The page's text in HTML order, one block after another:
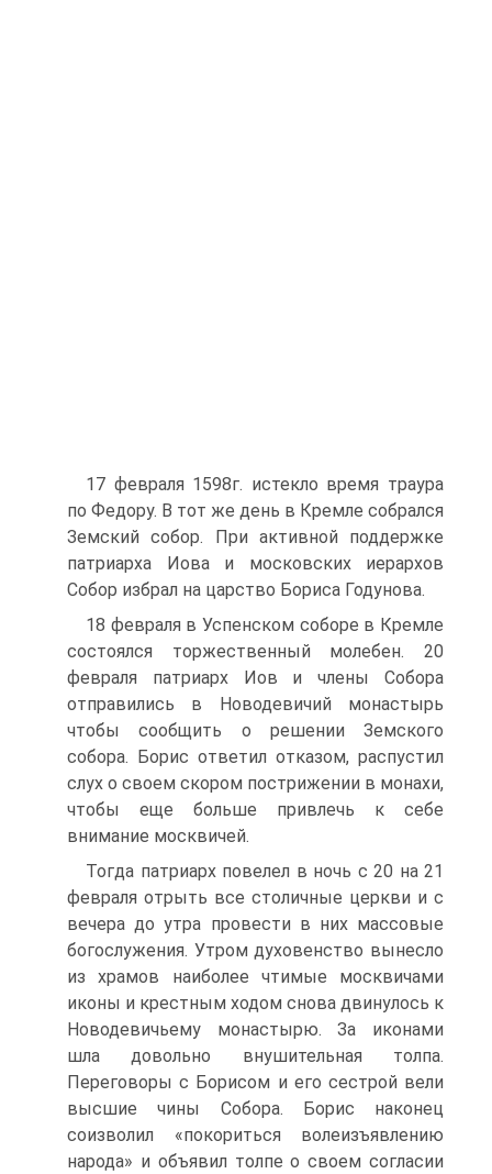
17 февраля 1598г. истекло время траура
по Федору. В тот же день в Кремле собрался
Земский собор. При активной поддержке
патриарха Иова и московских иерархов
Собор избрал на царство Бориса Годунова.
18 февраля в Успенском соборе в Кремле
состоялся торжественный молебен. 20
февраля патриарх Иов и члены Собора
отправились в Но­водевичий монастырь
чтобы сообщить о решении Земского
собора. Борис ответил отказом, распустил
слух о своем скором пострижении в монахи,
чтобы еще больше привлечь к себе
внимание москвичей.
Тогда патриарх повелел в ночь с 20 на 21
февраля отрыть все сто­личные церкви и с
вечера до утра провести в них массовые
богослу­жения. Утром духовенство вынесло
из храмов наиболее чтимые моск­вичами
иконы и крестным ходом снова двинулось к
Новодевичьему мо­настырю. За иконами
шла довольно внушительная толпа.
Переговоры с Борисом и его сестрой вели
высшие чины Собора. Борис наконец
соизволил «покориться волеизъявлению
народа» и объявил толпе о своем согласии